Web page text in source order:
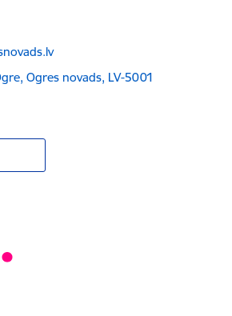
Ogres novads, LV-5001